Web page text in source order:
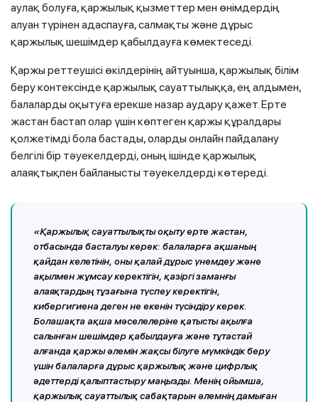
аулақ болуға, қаржылық қызметтер мен өнімдердің
алуан түрінен адаспауға, салмақты және дұрыс
қаржылық шешімдер қабылдауға көмектеседі.
Қаржы реттеушісі өкілдерінің айтуынша, қаржылық білім
беру контексінде қаржылық сауаттылыққа, ең алдымен,
балаларды оқытуға ерекше назар аудару қажет. Ерте
жастан бастап олар үшін көптеген қаржы құралдары
қолжетімді бола бастады, оларды онлайн пайдалану
белгілі бір тәуекелдерді, оның ішінде қаржылық
алаяқтықпен байланысты тәуекелдерді көтереді.
«Қаржылық сауаттылықты оқыту ерте жастан,
отбасында басталуы керек: балаларға ақшаның
қайдан келетінін, оны қалай дұрыс үнемдеу және
ақылмен жұмсау керектігін, қазіргі заманғы
алаяқтардың тұзағына түспеу керектігін,
кибергигиена деген не екенін түсіндіру керек.
Болашақта ақша мәселелеріне қатысты ақылға
салынған шешімдер қабылдауға және тұтастай
алғанда қаржы әлемін жақсы білуге мүмкіндік беру
үшін балаларға дұрыс қаржылық және цифрлық
әдеттерді қалыптастыру маңызды. Менің ойымша,
қаржылық сауаттылық сабақтарын әлемнің дамыған